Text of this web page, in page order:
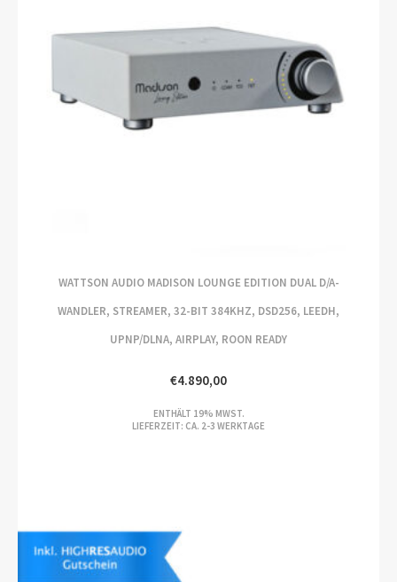
WATTSON AUDIO MADISON LOUNGE EDITION DUAL D/A-
WANDLER, STREAMER, 32-BIT 384KHZ, DSD256, LEEDH,
UPNP/DLNA, AIRPLAY, ROON READY
€4.890,00
ENTHÄLT 19% MWST.
LIEFERZEIT: CA. 2-3 WERKTAGE